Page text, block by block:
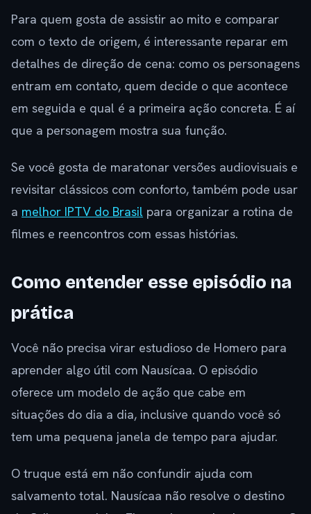
Para quem gosta de assistir ao mito e comparar
com o texto de origem, é interessante reparar em
detalhes de direção de cena: como os personagens
entram em contato, quem decide o que acontece
em seguida e qual é a primeira ação concreta. É aí
que a personagem mostra sua função.
Se você gosta de maratonar versões audiovisuais e
revisitar clássicos com conforto, também pode usar
a melhor IPTV do Brasil para organizar a rotina de
filmes e reencontros com essas histórias.
Como entender esse episódio na
prática
Você não precisa virar estudioso de Homero para
aprender algo útil com Nausícaa. O episódio
oferece um modelo de ação que cabe em
situações do dia a dia, inclusive quando você só
tem uma pequena janela de tempo para ajudar.
O truque está em não confundir ajuda com
salvamento total. Nausícaa não resolve o destino